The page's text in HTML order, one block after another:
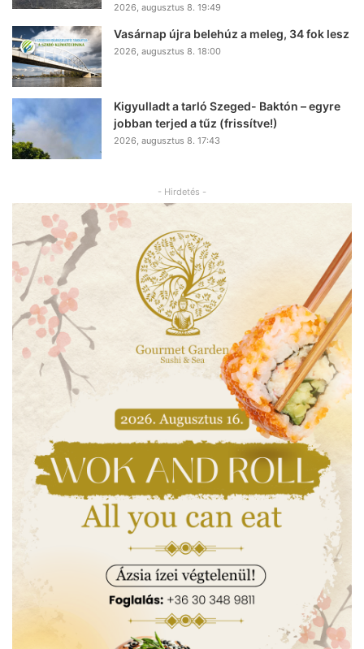
2026, augusztus 8. 19:49
Vasárnap újra belehúz a meleg, 34 fok lesz
2026, augusztus 8. 18:00
Kigyulladt a tarló Szeged- Baktón – egyre
jobban terjed a tűz (frissítve!)
2026, augusztus 8. 17:43
- Hirdetés -